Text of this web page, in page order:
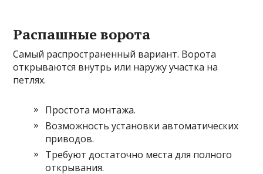
Распашные ворота
Самый распространенный вариант. Ворота
открываются внутрь или наружу участка на
петлях.
Простота монтажа.
Возможность установки автоматических
приводов.
Требуют достаточно места для полного
открывания.